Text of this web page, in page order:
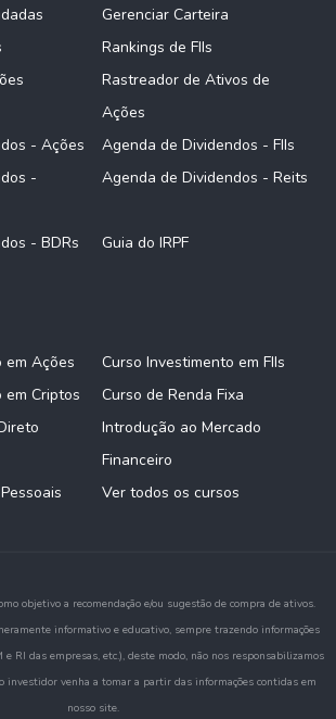
Gerenciar Carteira
Rankings de FIIs
Rastreador de Ativos de
Ações
- Ações
Agenda de Dividendos - FIIs
-
Agenda de Dividendos - Reits
- BDRs Guia do IRPF
em Ações
Curso Investimento em FIIs
em Criptos
Curso de Renda Fixa
Introdução ao Mercado
Financeiro
Ver todos os cursos
objetivo a recomendação e/ou sugestão de compra de ativos.
informativo e educativo, sempre trazendo informações
RI das empresas, etc.), deste modo, não nos responsabilizamos
investidor venha a tomar a partir das informações contidas em
nosso site.